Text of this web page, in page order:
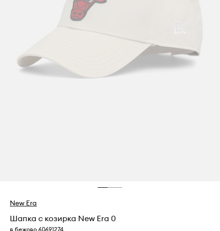
New Era
Шапка с козирка New Era 0
в бежово 60691274